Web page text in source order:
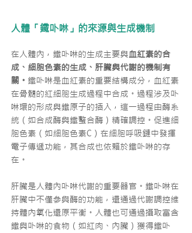
人體「鐵卟啉」的來源與生成機制
在人體內，鐵卟啉的生成主要與血紅素的合
成、細胞色素的生成、肝臟與代謝的機制有
關。 鐵卟啉是血紅素的重要結構成分，血紅素
在骨髓的紅細胞生成過程中合成。過程涉及卟
啉環的形成與鐵原子的插入，這一過程由酶系
統（如合成酶與鐵螯合酶）精確調控。促進細
胞色素（如細胞色素C）在細胞呼吸鏈中發揮
電子傳遞功能，其合成也依賴於鐵卟啉的存
在。
肝臟是人體內卟啉代謝的重要器官。鐵卟啉在
肝臟中不僅參與酶的功能，還通過代謝調控維
持體內氧化還原平衡。人體也可通過攝取富含
鐵與卟啉的食物（如紅肉、內臟）獲得鐵卟